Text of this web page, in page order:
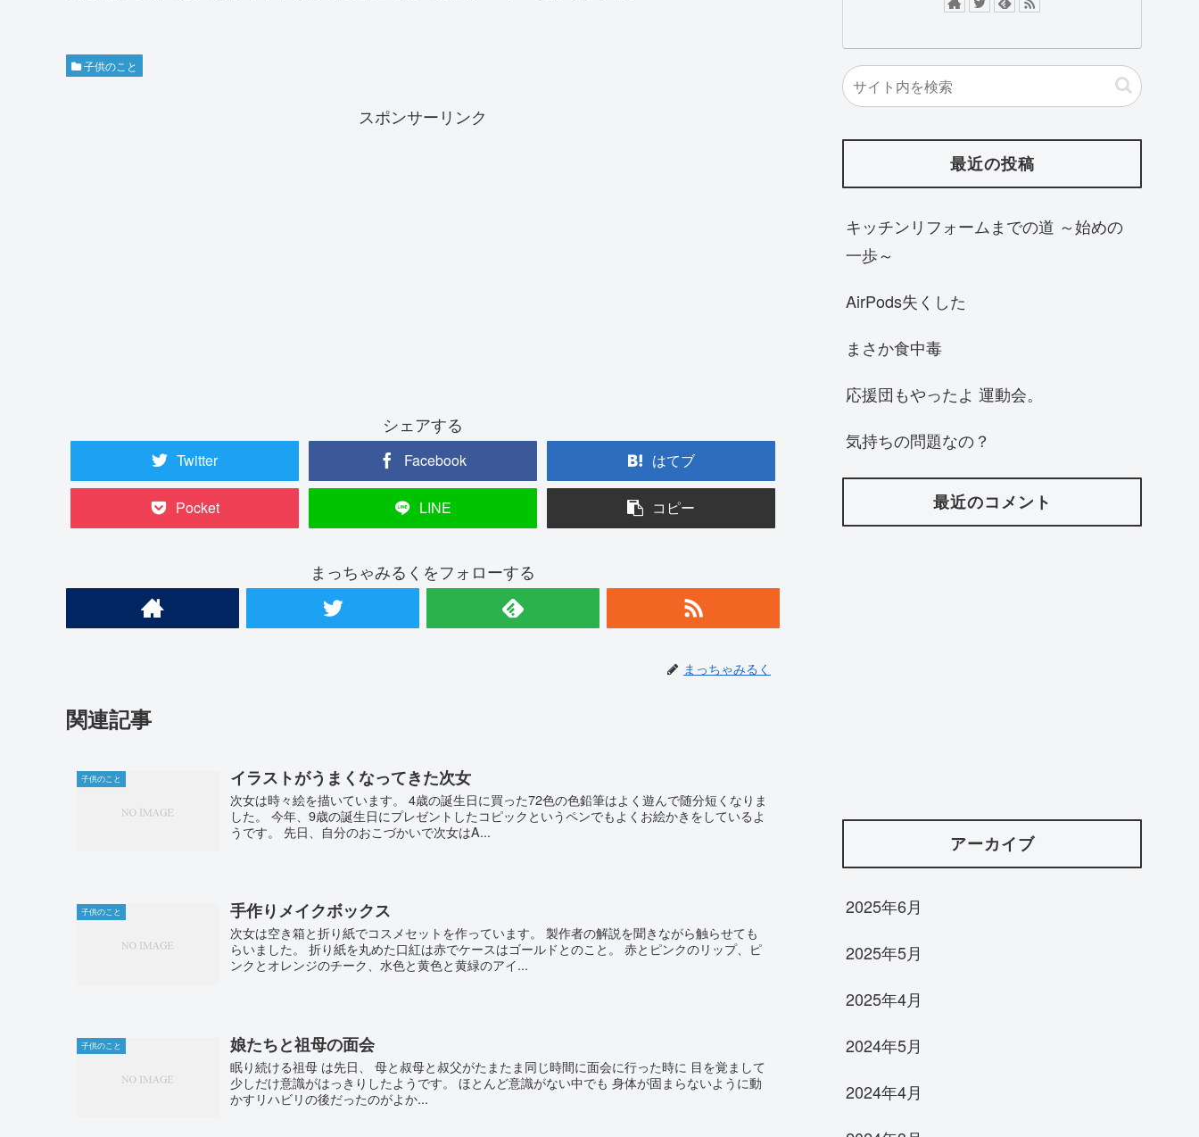
子供のこと
スポンサーリンク
シェアする
Twitter Facebook はてブ
Pocket LINE コピー
まっちゃみるくをフォローする
まっちゃみるく
関連記事
子供のこと イラストがうまくなってきた次女
次女は時々絵を描いています。 4歳の誕生日に買った72色の色鉛筆はよく遊んで随分短くなりま
した。 今年、9歳の誕生日にプレゼントしたコピックというペンでもよくお絵かきをしているよ
うです。 先日、自分のおこづかいで次女はA...
子供のこと 手作りメイクボックス
次女は空き箱と折り紙でコスメセットを作っています。 製作者の解説を聞きながら触らせても
らいました。 折り紙を丸めた口紅は赤でケースはゴールドとのこと。 赤とピンクのリップ、ピ
ンクとオレンジのチーク、水色と黄色と黄緑のアイ...
子供のこと 娘たちと祖母の面会
眠り続ける祖母 は先日、 母と叔母と叔父がたまたま同じ時間に面会に行った時に 目を覚まして
少しだけ意識がはっきりしたようです。 ほとんど意識がない中でも 身体が固まらないように動
かすリハビリの後だったのがよか...
最近の投稿
キッチンリフォームまでの道 ～始めの
一歩～
AirPods失くした
まさか食中毒
応援団もやったよ 運動会。
気持ちの問題なの？
最近のコメント
アーカイブ
2025年6月
2025年5月
2025年4月
2024年5月
2024年4月